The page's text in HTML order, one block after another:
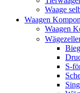
Waage
Waagen
Waagen
S-